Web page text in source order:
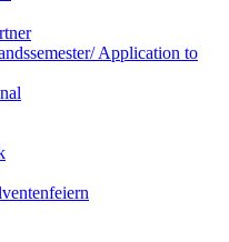
Application to